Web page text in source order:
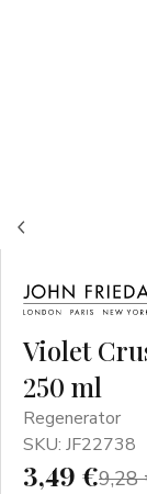
Violet
250 ml
Regenerator
SKU: JF22738
3,49 €9,28